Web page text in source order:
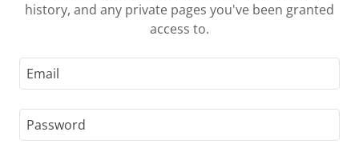
history, and any private pages you've been granted
access to.